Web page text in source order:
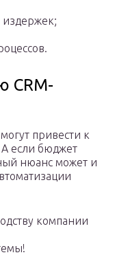
CRM-
привести к
если бюджет
нюанс может и
компании